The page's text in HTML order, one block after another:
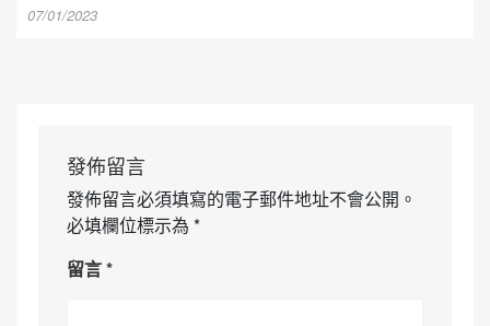
07/01/2023
發佈留言
發佈留言必須填寫的電子郵件地址不會公開。
必填欄位標示為 *
留言*